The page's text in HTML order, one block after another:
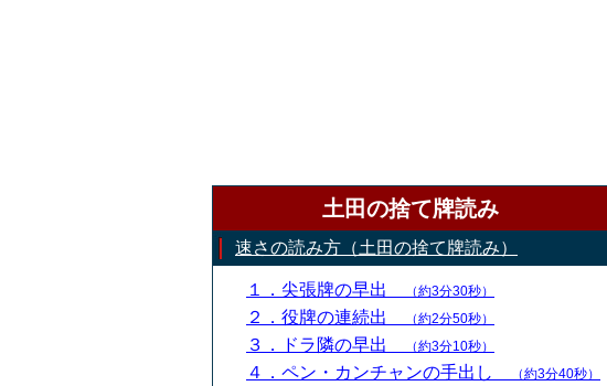
土田の捨て牌読み
速さの読み方（土田の捨て牌読み）
１．尖張牌の早出 （約3分30秒）
２．役牌の連続出 （約2分50秒）
３．ドラ隣の早出 （約3分10秒）
４．ペン・カンチャンの手出し （約3分40秒）